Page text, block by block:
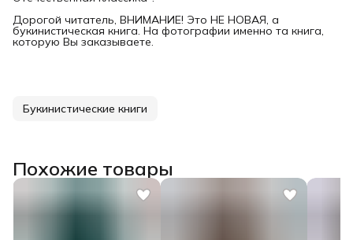
Дорогой читатель, ВНИМАНИЕ! Это НЕ НОВАЯ, а
букинистическая книга. На фотографии именно та книга,
которую Вы заказываете.
Букинистические книги
Похожие товары